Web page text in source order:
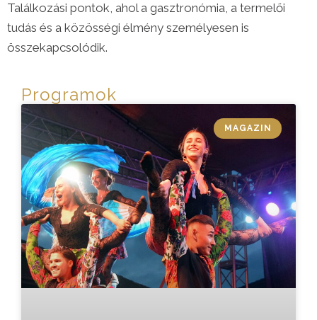
Találkozási pontok, ahol a gasztronómia, a termelői
tudás és a közösségi élmény személyesen is
összekapcsolódik.
Programok
MAGAZIN